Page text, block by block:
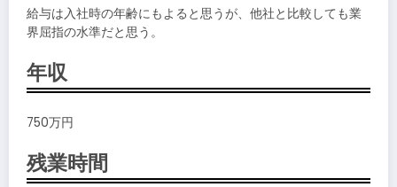
給与は入社時の年齢にもよると思うが、他社と比較しても業
界屈指の水準だと思う。
年収
750万円
残業時間